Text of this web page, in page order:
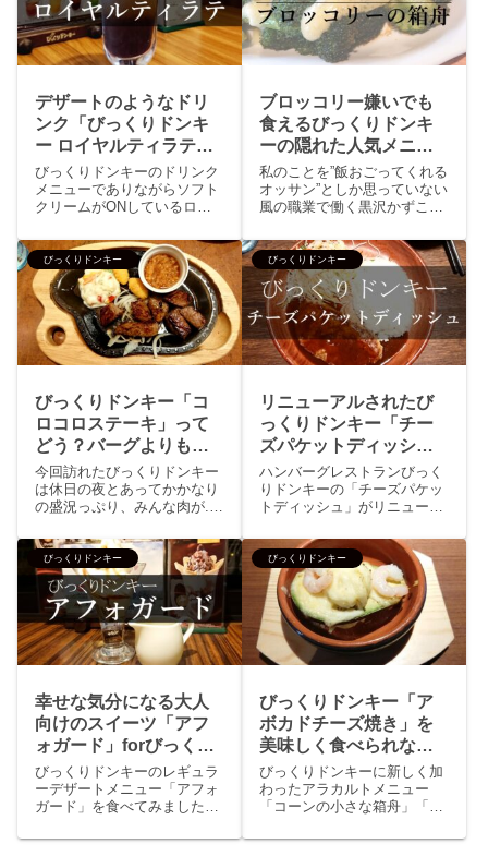
デザートのようなドリ
ンク「びっくりドンキ
ー ロイヤルティラテ」
は食前？それとも食
後？
びっくりドンキーのドリンク
メニューでありながらソフト
クリームがONしているロイ
ザートのようなドリンクのの
ような...となり食事と一緒に
やるのか食後にやるのか非常
に迷っている人が多いはずで
す。今までの私は食後のデザ
ー...
ブロッコリー嫌いでも
食えるびっくりドンキ
ーの隠れた人気メニュ
ー『ブロッコリーの箱
舟』『さくさくイカ唐
揚げ』
私のことを”飯おごってくれる
オッサン”としか思っていない
風の職業で働く黒沢かずこ似
バーグレストランのびっくり
ドンキーでランチを食べてき
ました。かずこ似子と飯を食
いに行くのは何回目でしょう
か、一応はデートの形になる
の...
びっくりドンキー
びっくりドンキー「コ
ロコロステーキ」って
どう？バーグよりも美
味いの？
今回訪れたびっくりドンキー
は休日の夜とあってかかなり
の盛況っぷり、みんな肉が...
が大好きなのでしょう。店内
ではそこらじゅうから「チー
ズバーグディッシュ300g」の
オーダーが聞こえてくるでは
ありませんか。そんな休日...
びっくりドンキー
リニューアルされたび
っくりドンキー「チー
ズパケットディッシ
ュ」はうまいのか？実
食した答えは…
ハンバーグレストランびっく
りドンキーの「チーズパケッ
トディッシュ」がリニューア
きました。チーズパケットデ
ィッシュはレギュラーメニュ
ーのディッシュですが150gし
か存在しないディッシュ、バ
ーグの中にしめじとチーズを
包...
びっくりドンキー
幸せな気分になる大人
向けのスイーツ「アフ
ォガード」forびっくり
ドンキー
びっくりドンキーのレギュラ
ーデザートメニュー「アフォ
ガード」を食べてみました。
はアイスクリームやジェラー
びっくりドンキー
びっくりドンキー「ア
ボカドチーズ焼き」を
美味しく食べられない
方に提案するオススメ
な方法
びっくりドンキーに新しく加
わったアラカルトメニュー
「コーンの小さな箱舟」「ア
ンとまるごと北あかりのミニ